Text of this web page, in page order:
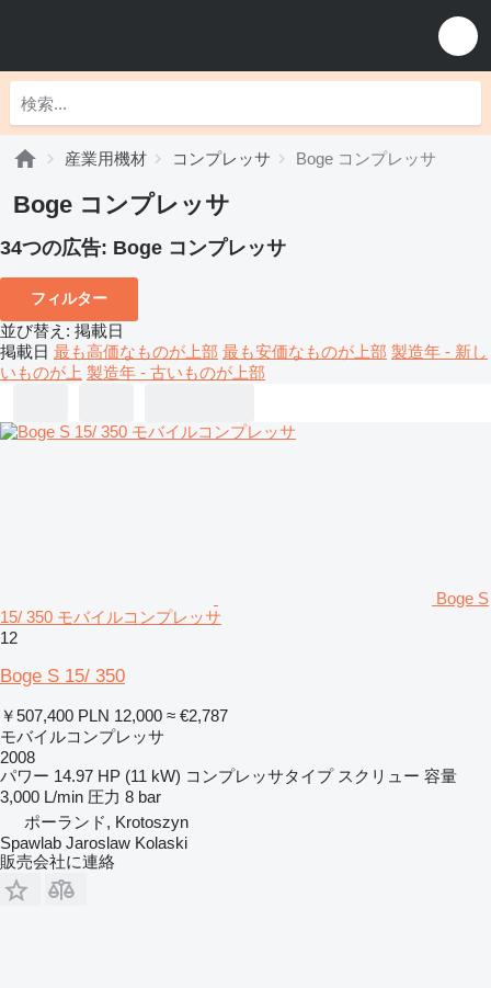
産業用機材 コンプレッサ Boge コンプレッサ
Boge コンプレッサ
34つの広告: Boge コンプレッサ
フィルター
並び替え : 掲載日
掲載日 最も高価なものが上部 最も安価なものが上部 製造年 - 新し
いものが上 製造年 - 古いものが上部
Boge S
15/ 350 モバイルコンプレッサ
12
Boge S 15/ 350
￥507,400 PLN 12,000 ≈ €2,787
モバイルコンプレッサ
2008
パワー 14.97 HP (11 kW) コンプレッサタイプ スクリュー 容量
3,000 L/min 圧力 8 bar
ポーランド, Krotoszyn
Spawlab Jaroslaw Kolaski
販売会社に連絡